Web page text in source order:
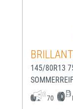
145/80R13
70